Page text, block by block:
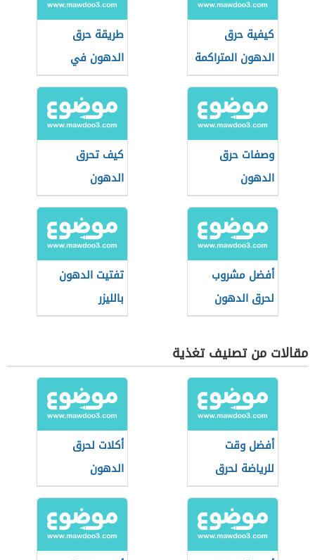
كيفية حرق
الدهون المتراكمة
بالجسم
طريقة حرق
الدهون في
الجسم
وصفات حرق
الدهون
كيف تحرق
الدهون
أفضل مشروب
لحرق الدهون
تفتيت الدهون
بالليزر
مقالات من تصنيف تغذية
أفضل وقت
للرياضة لحرق
الدهون
أكلات لحرق
الدهون